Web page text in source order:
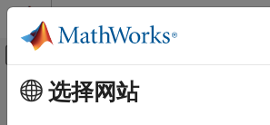
跳到内容
画布外导航菜单切换
文档主页
主要内容
逻辑表达式中的句柄
选择网站